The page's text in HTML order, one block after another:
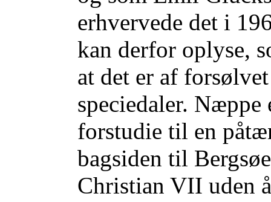
erhvervede det i
kan derfor oplyse,
at det er af
speciedaler. Næppe
forstudie til en
bagsiden til
Christian VII uden